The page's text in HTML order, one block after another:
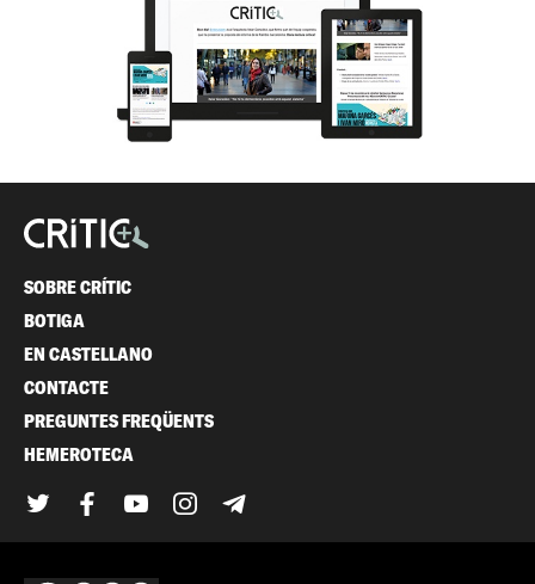
SOBRE CRÍTIC
BOTIGA
EN CASTELLANO
CONTACTE
PREGUNTES FREQÜENTS
HEMEROTECA
TwitterFacebook
YouTubeInstagram